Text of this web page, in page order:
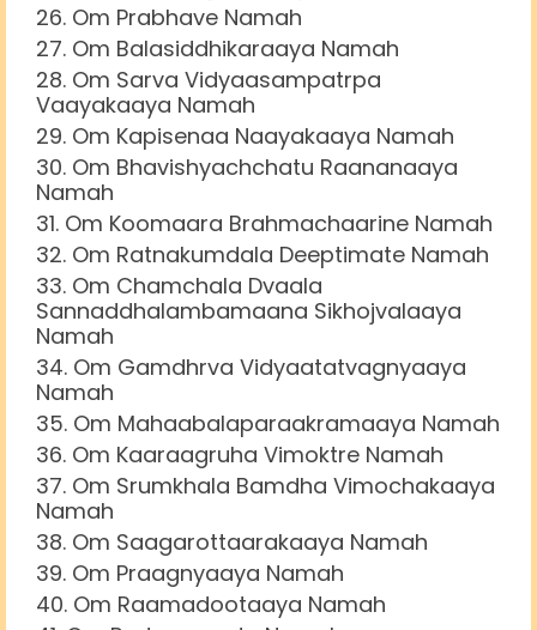
Om Prabhave Namah
Om Balasiddhikaraaya Namah
Om Sarva Vidyaasampatrpa
Vaayakaaya Namah
Om Kapisenaa Naayakaaya Namah
Om Bhavishyachchatu Raananaaya
Namah
Om Koomaara Brahmachaarine Namah
Om Ratnakumdala Deeptimate Namah
Om Chamchala Dvaala
Sannaddhalambamaana Sikhojvalaaya
Namah
Om Gamdhrva Vidyaatatvagnyaaya
Namah
Om Mahaabalaparaakramaaya Namah
Om Kaaraagruha Vimoktre Namah
Om Srumkhala Bamdha Vimochakaaya
Namah
Om Saagarottaarakaaya Namah
Om Praagnyaaya Namah
Om Raamadootaaya Namah